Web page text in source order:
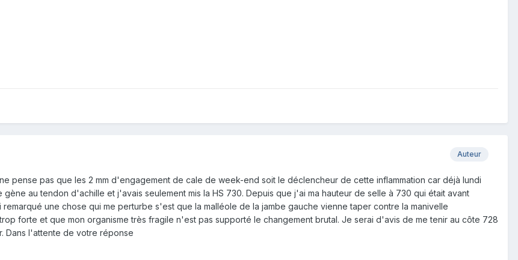
Auteur
pense pas que les 2 mm d'engagement de cale de week-end soit le déclencheur de cette inflammation car déjà lundi
gène au tendon d'achille et j'avais seulement mis la HS 730. Depuis que j'ai ma hauteur de selle à 730 qui était avant
remarqué une chose qui me perturbe s'est que la malléole de la jambe gauche vienne taper contre la manivelle
forte et que mon organisme très fragile n'est pas supporté le changement brutal. Je serai d'avis de me tenir au côte 728
Dans l'attente de votre réponse